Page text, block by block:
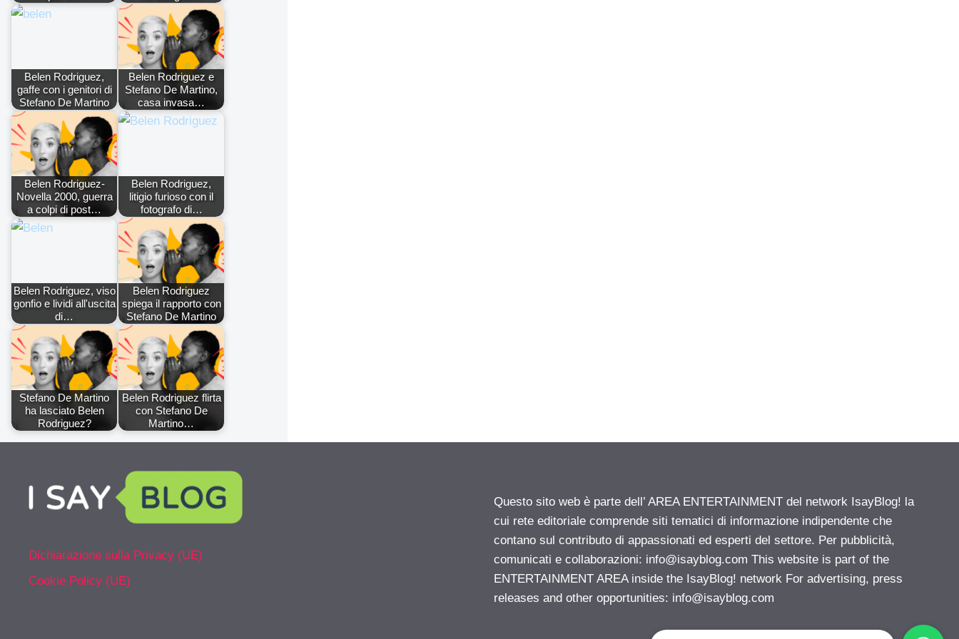
Belen Rodriguez,
gaffe con i genitori di
Stefano De Martino
Belen Rodriguez e
Stefano De Martino,
casa invasa…
Belen Rodriguez-
Novella 2000, guerra
a colpi di post…
Belen Rodriguez,
litigio furioso con il
fotografo di…
Belen Rodriguez, viso
gonfio e lividi all'uscita
di…
Belen Rodriguez
spiega il rapporto con
Stefano De Martino
Stefano De Martino
ha lasciato Belen
Rodriguez?
Belen Rodriguez flirta
con Stefano De
Martino…
Dichiarazione sulla Privacy (UE)
Cookie Policy (UE)
Questo sito web è parte dell’ AREA ENTERTAINMENT del network IsayBlog! la
cui rete editoriale comprende siti tematici di informazione indipendente che
contano sul contributo di appassionati ed esperti del settore. Per pubblicità,
comunicati e collaborazioni: info@isayblog.com This website is part of the
ENTERTAINMENT AREA inside the IsayBlog! network For advertising, press
releases and other opportunities: info@isayblog.com